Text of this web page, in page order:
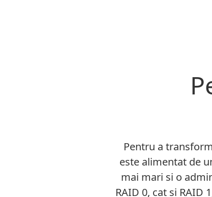
Pentru a
este alimentat de
mai mari si o
RAID 0, cat si